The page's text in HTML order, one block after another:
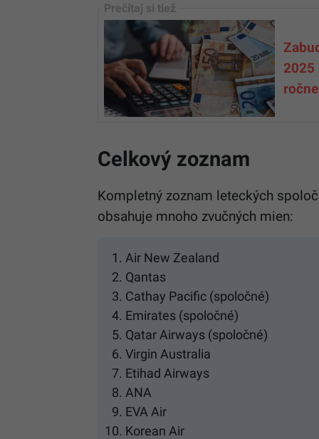
2025
ročne
Celkový zoznam
Kompletný zoznam leteckých
obsahuje mnoho zvučných mien:
Air New Zealand
Qantas
Cathay Pacific (spoločné)
Emirates (spoločné)
Qatar Airways (spoločné)
Virgin Australia
Etihad Airways
ANA
EVA Air
Korean Air